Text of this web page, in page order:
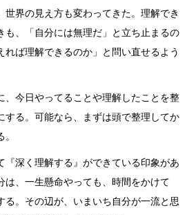
世界の見え方も変わってきた。理解でき
も、「自分には無理だ」と立ち止まるの
れば理解できるのか」と問い直せるよう
、今日やってることや理解したことを整
する。可能なら、まずは頭で整理してか
『深く理解する』ができている印象があ
は、一生懸命やっても、時間をかけて
る。その辺が、いまいち自分が一流と思